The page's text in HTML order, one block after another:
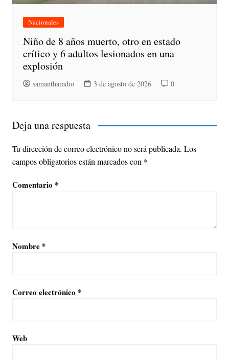
Nacionales
Niño de 8 años muerto, otro en estado
crítico y 6 adultos lesionados en una
explosión
samantharadio 3 de agosto de 2026 0
Deja una respuesta
Tu dirección de correo electrónico no será publicada. Los
campos obligatorios están marcados con *
Comentario *
Nombre *
Correo electrónico *
Web